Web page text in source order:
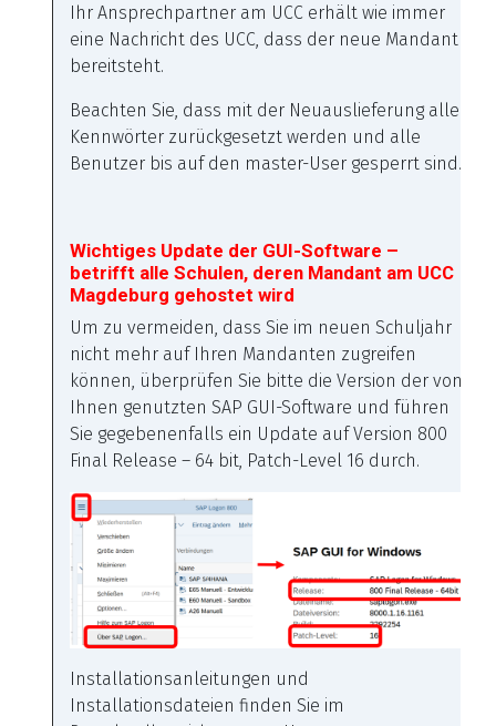
Ihr Ansprechpartner am UCC erhält wie immer
eine Nachricht des UCC, dass der neue Mandant
bereitsteht.
Beachten Sie, dass mit der Neuauslieferung alle
Kennwörter zurückgesetzt werden und alle
Benutzer bis auf den master-User gesperrt sind.
Wichtiges Update der GUI-Software –
betrifft alle Schulen, deren Mandant am UCC
Magdeburg gehostet wird
Um zu vermeiden, dass Sie im neuen Schuljahr
nicht mehr auf Ihren Mandanten zugreifen
können, überprüfen Sie bitte die Version der von
Ihnen genutzten SAP GUI-Software und führen
Sie gegebenenfalls ein Update auf Version 800
Final Release – 64 bit, Patch-Level 16 durch.
Installationsanleitungen und
Installationsdateien finden Sie im